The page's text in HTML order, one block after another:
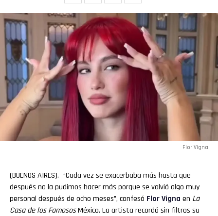
Flor Vigna
(BUENOS AIRES).- “Cada vez se exacerbaba más hasta que
después no la pudimos hacer más porque se volvió algo muy
personal después de ocho meses”, confesó Flor Vigna en La
Casa de los FamososMéxico. La artista recordó sin filtros su
Reddit
Pinterest
Whatsapp
Email